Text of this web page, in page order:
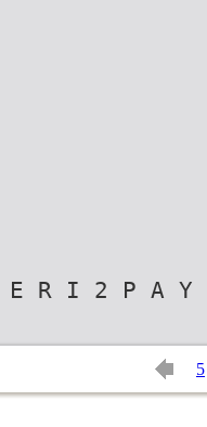
E R I 2 P A Y
5